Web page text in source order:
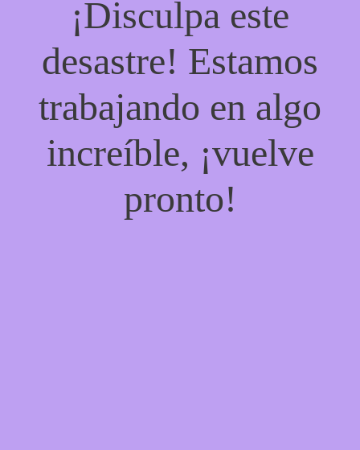
¡Disculpa este
desastre! Estamos
trabajando en algo
increíble, ¡vuelve
pronto!